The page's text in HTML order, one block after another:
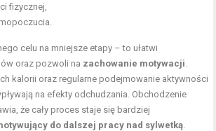
fizycznej,
celu na mniejsze etapy – to ułatwi
oraz pozwoli na zachowanie motywacji.
kalorii oraz regularne podejmowanie aktywności
na efekty odchudzania. Obchodzenie
że cały proces staje się bardziej
do dalszej pracy nad sylwetką.